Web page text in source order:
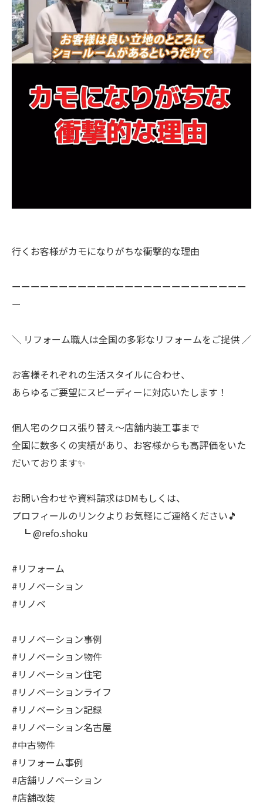
行くお客様がカモになりがちな衝撃的な理由
ーーーーーーーーーーーーーーーーーーーーーーーーー
ー
＼ リフォーム職人は全国の多彩なリフォームをご提供 ／
お客様それぞれの生活スタイルに合わせ、
あらゆるご要望にスピーディーに対応いたします！
個人宅のクロス張り替え〜店舗内装工事まで
全国に数多くの実績があり、お客様からも高評価をいた
だいております✨
お問い合わせや資料請求はDMもしくは、
プロフィールのリンクよりお気軽にご連絡ください🎵
┗ @refo.shoku
#リフォーム
#リノベーション
#リノベ
#リノベーション事例
#リノベーション物件
#リノベーション住宅
#リノベーションライフ
#リノベーション記録
#リノベーション名古屋
#中古物件
#リフォーム事例
#店舗リノベーション
#店舗改装